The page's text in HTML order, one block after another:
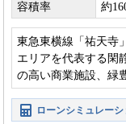
容積率
約
東急東横線「祐天寺
エリアを代表する閑
の高い商業施設、緑
かな住環境が綺麗に
ローンシミュレーシ